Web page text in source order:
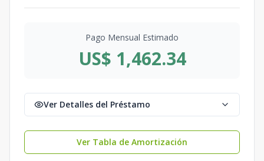
Pago Mensual Estimado
US$ 1,462.34
Ver Detalles del Préstamo
Ver Tabla de Amortización